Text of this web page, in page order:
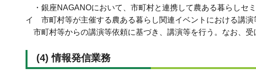
・銀座NAGANOにおいて、市町村と連携して農ある暮らしセ
イ 市町村等が主催する農ある暮らし関連イベントにおける講演
市町村等からの講演等依頼に基づき、講演等を行う。なお、
(4) 情報発信業務